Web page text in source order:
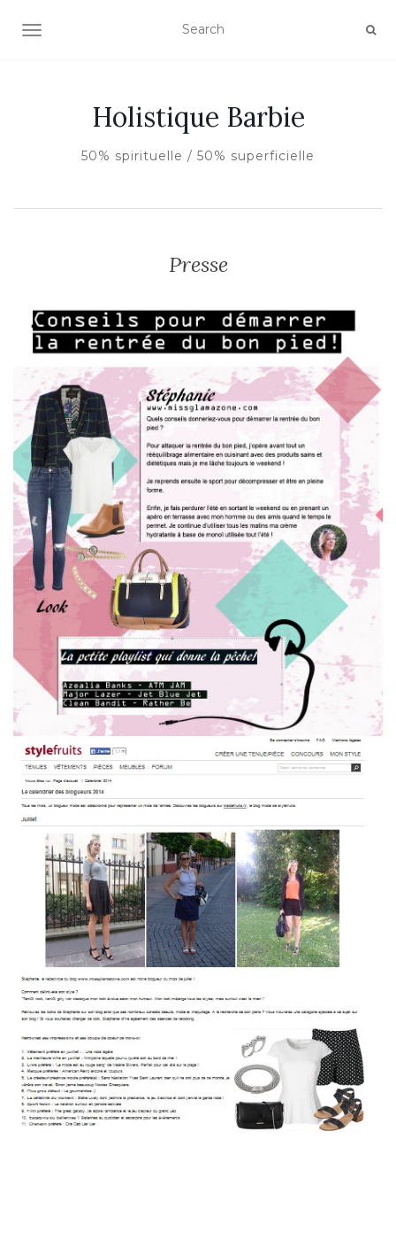
AFFICHER/MASQUER LA NAVIGATION
Holistique Barbie
50% spirituelle / 50% superficielle
Presse